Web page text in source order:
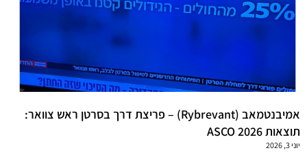
אמיבנטמאב (Rybrevant) – פריצת דרך בסרטן ראש צוואר:
תוצאות ASCO 2026
יוני 3, 2026